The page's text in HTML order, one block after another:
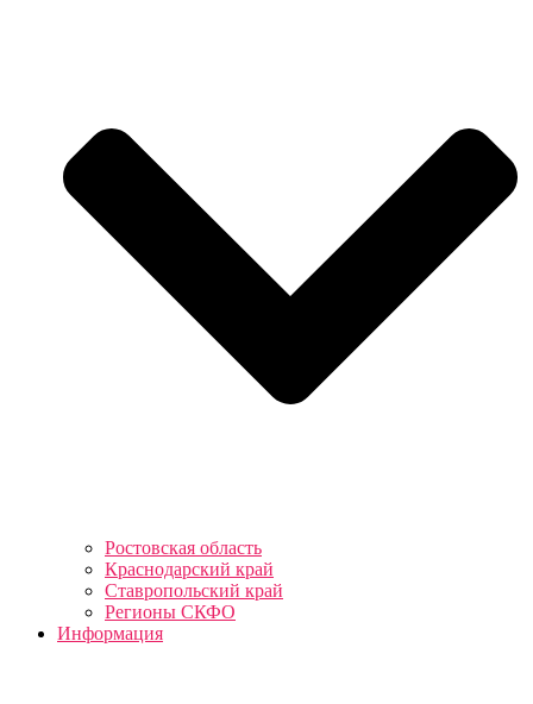
Ростовская область
Краснодарский край
Ставропольский край
Регионы СКФО
Информация